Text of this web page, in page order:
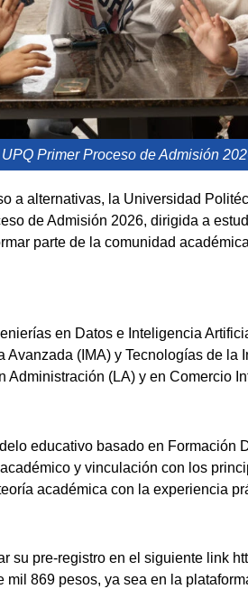
Primer Proceso de Admisión
a alternativas, la Universidad
de Admisión 2026, dirigida a
parte de la comunidad
en Datos e Inteligencia
Avanzada (IMA) y Tecnologías de la
Administración (LA) y en Comercio
educativo basado en Formación
y vinculación con los
académica con la experiencia
su pre-registro en el siguiente link
869 pesos, ya sea en la